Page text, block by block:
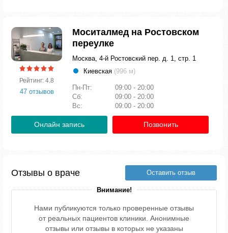
Рейтинг: 4.8
47 отзывов
Моситалмед на Ростовском
переулке
Москва, 4-й Ростовский пер. д. 1, стр. 1
Киевская (996 м)
Пн-Пт:
09:00 - 20:00
Сб:
09:00 - 20:00
Вс:
09:00 - 20:00
Онлайн запись Позвонить
Отзывы о враче Оставить отзыв
Внимание!
Нами публикуются только проверенные отзывы
от реальных пациентов клиники. Анонимные
отзывы или отзывы в которых не указаны